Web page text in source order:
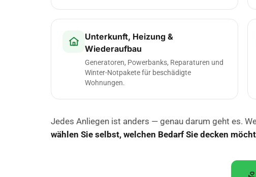
Unterkunft, Heizung &
Wiederaufbau
Generatoren, Powerbanks, Reparaturen und
Winter-Notpakete für beschädigte
Wohnungen.
Jedes Anliegen ist anders — genau darum geht es.
wählen Sie selbst, welchen Bedarf Sie decken